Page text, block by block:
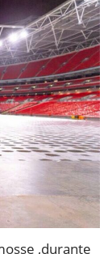
,durante